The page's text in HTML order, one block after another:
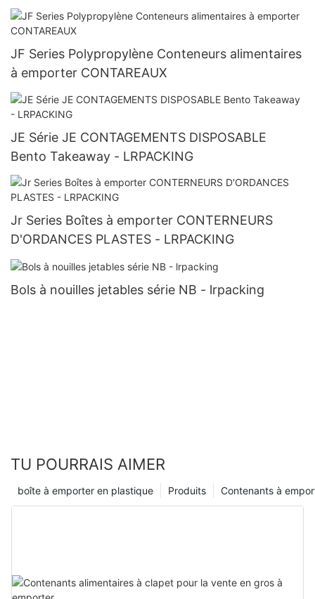
JF Series Polypropylène Conteneurs alimentaires
à emporter CONTAREAUX
JE Série JE CONTAGEMENTS DISPOSABLE
Bento Takeaway - LRPACKING
Jr Series Boîtes à emporter CONTERNEURS
D'ORDANCES PLASTES - LRPACKING
Bols à nouilles jetables série NB - lrpacking
TU POURRAIS AIMER
Contenants à
Produits
boîte à emporter en plastique